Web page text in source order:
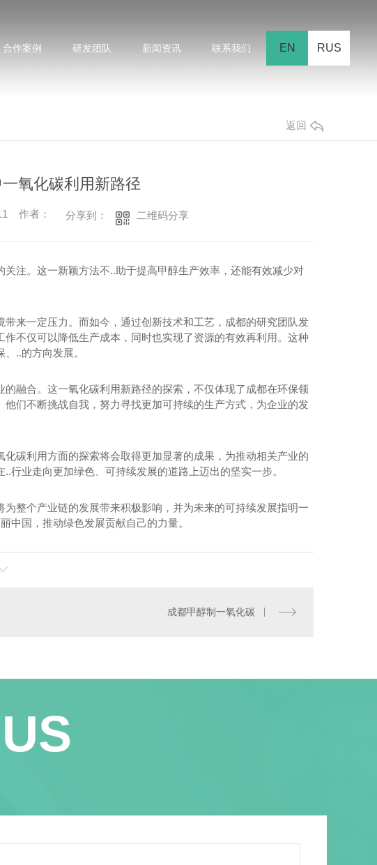
合作案例 研发团队 新闻资讯 联系我们 EN RUS
返回
氧化碳利用新路径
作者： 分享到： 二维码分享
注。这一新颖方法不..助于提高甲醇生产效率，还能有效减少对
来一定压力。而如今，通过创新技术和工艺，成都的研究团队发
不仅可以降低生产成本，同时也实现了资源的有效再利用。这种
..的方向发展。
融合。这一氧化碳利用新路径的探索，不仅体现了成都在环保领
们不断挑战自我，努力寻找更加可持续的生产方式，为企业的发
碳利用方面的探索将会取得更加显著的成果，为推动相关产业的
行业走向更加绿色、可持续发展的道路上迈出的坚实一步。
整个产业链的发展带来积极影响，并为未来的可持续发展指明一
中国，推动绿色发展贡献自己的力量。
成都甲醇制一氧化碳